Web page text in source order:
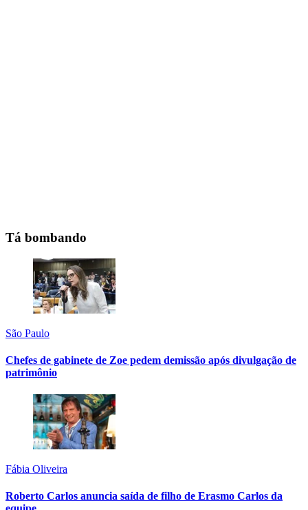
Tá bombando
São Paulo
Chefes de gabinete de Zoe pedem demissão após divulgação de
patrimônio
Fábia Oliveira
Roberto Carlos anuncia saída de filho de Erasmo Carlos da